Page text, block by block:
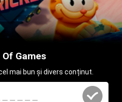
Games
mai bun și divers conținut.